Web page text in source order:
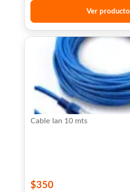
Ver producto
Cable lan 10 mts
$350